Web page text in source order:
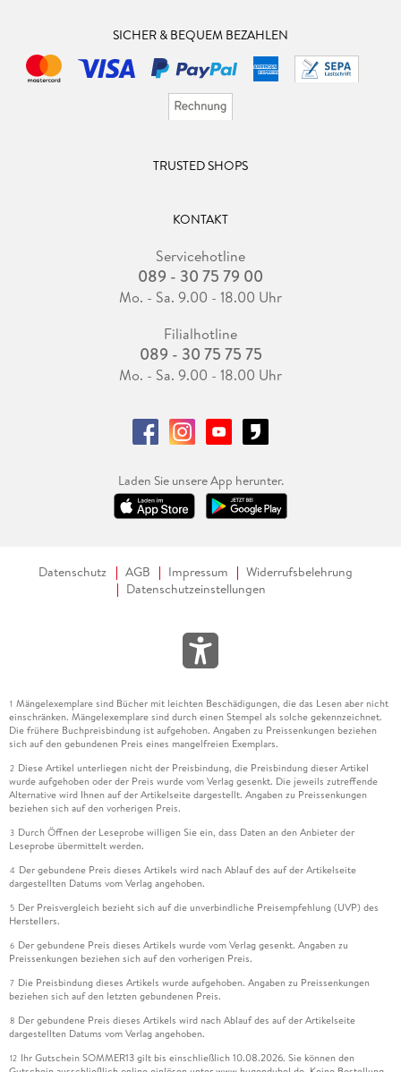
SICHER & BEQUEM BEZAHLEN
TRUSTED SHOPS
KONTAKT
Servicehotline
089 - 30 75 79 00
Mo. - Sa. 9.00 - 18.00 Uhr
Filialhotline
089 - 30 75 75 75
Mo. - Sa. 9.00 - 18.00 Uhr
Laden Sie unsere App herunter.
Datenschutz AGB Impressum
Widerrufsbelehrung
Datenschutzeinstellungen
1 Mängelexemplare sind Bücher mit leichten Beschädigungen, die das Lesen aber nicht
einschränken. Mängelexemplare sind durch einen Stempel als solche gekennzeichnet.
Die frühere Buchpreisbindung ist aufgehoben. Angaben zu Preissenkungen beziehen
sich auf den gebundenen Preis eines mangelfreien Exemplars.
2 Diese Artikel unterliegen nicht der Preisbindung, die Preisbindung dieser Artikel
wurde aufgehoben oder der Preis wurde vom Verlag gesenkt. Die jeweils zutreffende
Alternative wird Ihnen auf der Artikelseite dargestellt. Angaben zu Preissenkungen
beziehen sich auf den vorherigen Preis.
3 Durch Öffnen der Leseprobe willigen Sie ein, dass Daten an den Anbieter der
Leseprobe übermittelt werden.
4 Der gebundene Preis dieses Artikels wird nach Ablauf des auf der Artikelseite
dargestellten Datums vom Verlag angehoben.
5 Der Preisvergleich bezieht sich auf die unverbindliche Preisempfehlung (UVP) des
Herstellers.
6 Der gebundene Preis dieses Artikels wurde vom Verlag gesenkt. Angaben zu
Preissenkungen beziehen sich auf den vorherigen Preis.
7 Die Preisbindung dieses Artikels wurde aufgehoben. Angaben zu Preissenkungen
beziehen sich auf den letzten gebundenen Preis.
8 Der gebundene Preis dieses Artikels wird nach Ablauf des auf der Artikelseite
dargestellten Datums vom Verlag angehoben.
12 Ihr Gutschein SOMMER13 gilt bis einschließlich 10.08.2026. Sie können den